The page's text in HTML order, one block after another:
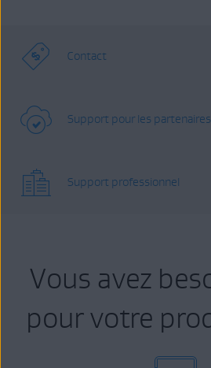
Contact
Support pour les partenaires
Support professionnel
Vous avez
pour votre